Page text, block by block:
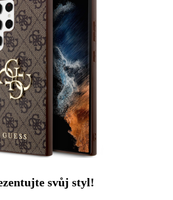
svůj styl!